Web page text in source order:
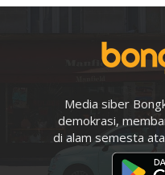
Media siber
demokrasi,
di alam semesta